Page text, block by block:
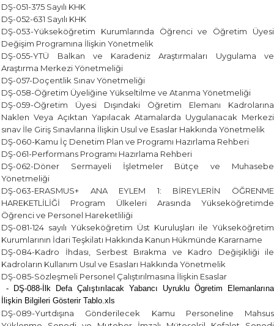
DŞ-051-375 Sayılı KHK
DŞ-052-631 Sayılı KHK
DŞ-053-Yükseköğretim Kurumlarında Öğrenci ve Öğretim Üyesi
Değişim Programına İlişkin Yönetmelik
DŞ-055-YTÜ Balkan ve Karadeniz Araştırmaları Uygulama ve
Araştırma Merkezi Yönetmeliği
DŞ-057-Doçentlik Sınav Yönetmeliği
DŞ-058-Öğretim Üyeliğine Yükseltilme ve Atanma Yönetmeliği
DŞ-059-Öğretim Üyesi Dışındaki Öğretim Elemanı Kadrolarına
Naklen Veya Açıktan Yapılacak Atamalarda Uygulanacak Merkezi
sınav İle Giriş Sınavlarına İlişkin Usul ve Esaslar Hakkında Yönetmelik
DŞ-060-Kamu İç Denetim Plan ve Programı Hazırlama Rehberi
DŞ-061-Performans Programı Hazırlama Rehberi
DŞ-062-Döner Sermayeli İşletmeler Bütçe ve Muhasebe
Yönetmeliği
DŞ-063-ERASMUS+ ANA EYLEM 1: BİREYLERİN ÖĞRENME
HAREKETLİLİĞİ Program Ülkeleri Arasında Yükseköğretimde
Öğrenci ve Personel Hareketliliği
DŞ-081-124 sayılı Yükseköğretim Üst Kuruluşları ile Yükseköğretim
Kurumlarının İdari Teşkilatı Hakkında Kanun Hükmünde Kararname
DŞ-084-Kadro İhdası, Serbest Bırakma ve Kadro Değişikliği ile
Kadroların Kullanım Usul ve Esasları Hakkında Yönetmelik
DŞ-085-Sözleşmeli Personel Çalıştırılmasına İlişkin Esaslar
- DŞ-088-İlk Defa Çalıştırılacak Yabancı Uyruklu Ögretim Elemanlarına
İlişkin Bilgileri Gösterir Tablo.xls
DŞ-089-Yurtdışına Gönderilecek Kamu Personeline Mahsus